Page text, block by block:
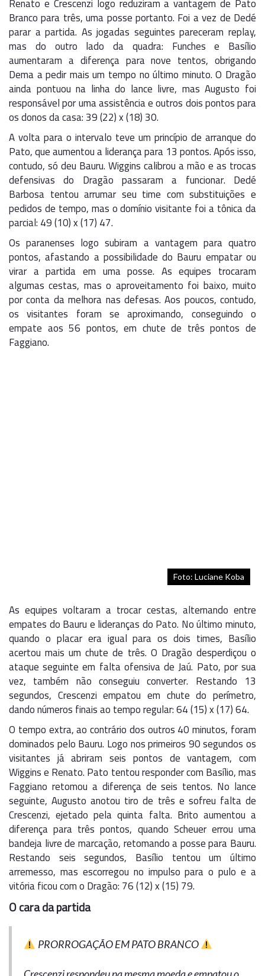
Branco para três, uma posse portanto. Foi a vez de Dedé
parar a partida. As jogadas seguintes pareceram replay,
mas do outro lado da quadra: Funches e Basílio
aumentaram a diferença para nove tentos, obrigando
Dema a pedir mais um tempo no último minuto. O Dragão
ainda pontuou na linha do lance livre, mas Augusto foi
responsável por uma assistência e outros dois pontos para
os donos da casa: 39 (22) x (18) 30.
A volta para o intervalo teve um princípio de arranque do
Pato, que aumentou a liderança para 13 pontos. Após isso,
contudo, só deu Bauru. Wiggins calibrou a mão e as trocas
defensivas do Dragão passaram a funcionar. Dedé
Barbosa tentou arrumar seu time com substituições e
pedidos de tempo, mas o domínio visitante foi a tônica da
parcial: 49 (10) x (17) 47.
Os paranenses logo subiram a vantagem para quatro
pontos, afastando a possibilidade do Bauru empatar ou
virar a partida em uma posse. As equipes trocaram
algumas cestas, mas o aproveitamento foi baixo, muito
por conta da melhora nas defesas. Aos poucos, contudo,
os visitantes foram se aproximando, conseguindo o
empate aos 56 pontos, em chute de três pontos de
Faggiano.
Foto: Luciane Koba
As equipes voltaram a trocar cestas, alternando entre
empates do Bauru e lideranças do Pato. No último minuto,
quando o placar era igual para os dois times, Basílio
acertou mais um chute de três. O Dragão desperdiçou o
ataque seguinte em falta ofensiva de Jaú. Pato, por sua
vez, também não conseguiu converter. Restando 13
segundos, Crescenzi empatou em chute do perímetro,
dando números finais ao tempo regular: 64 (15) x (17) 64.
O tempo extra, ao contrário dos outros 40 minutos, foram
dominados pelo Bauru. Logo nos primeiros 90 segundos os
visitantes já abriram seis pontos de vantagem, com
Wiggins e Renato. Pato tentou responder com Basílio, mas
Faggiano retomou a diferença de seis tentos. No lance
seguinte, Augusto anotou tiro de três e sofreu falta de
Crescenzi, ejetado pela quinta falta. Brito aumentou a
diferença para três pontos, quando Scheuer errou uma
bandeja livre de marcação, retomando a posse para Bauru.
Restando seis segundos, Basílio tentou um último
arremesso, mas escorregou no impulso para o pulo e a
vitória ficou com o Dragão: 76 (12) x (15) 79.
O cara da partida
PRORROGAÇÃO EM PATO BRANCO